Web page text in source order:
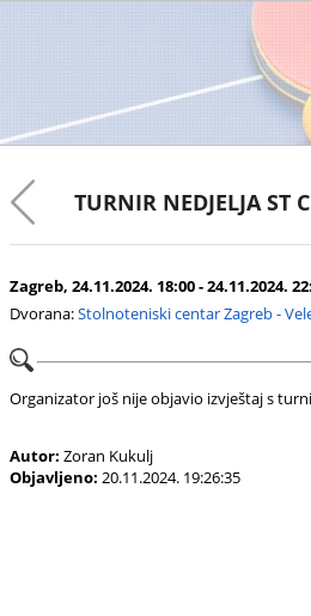
TURNIR NEDJELJA ST
Zagreb, 24.11.2024. 18:00 - 24.11.2024.
Dvorana:Stolnoteniski centar Zagreb -
Organizator još nije objavio izvještaj s
Autor: Zoran Kukulj
Objavljeno: 20.11.2024. 19:26:35